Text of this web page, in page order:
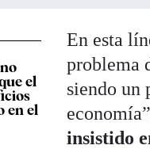
el
en el
En esta
problema
siendo un
insistido